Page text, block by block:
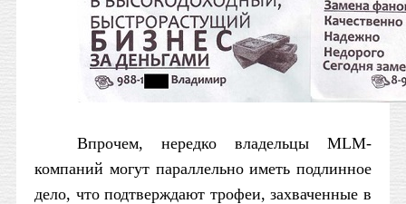
Впрочем, нередко владельцы MLM-
компаний могут параллельно иметь подлинное
дело, что подтверждают трофеи, захваченные в